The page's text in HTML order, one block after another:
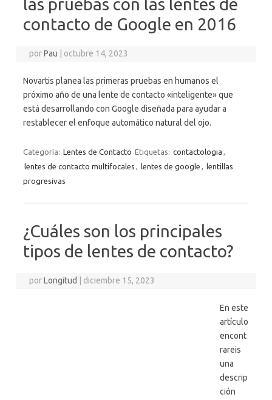
las pruebas con las lentes de
contacto de Google en 2016
porPau octubre 14, 2023
Novartis planea las primeras pruebas en humanos el
próximo año de una lente de contacto «inteligente» que
está desarrollando con Google diseñada para ayudar a
restablecer el enfoque automático natural del ojo.
Categoría: Lentes de Contacto Etiquetas: contactologia ,
lentes de contacto multifocales , lentes de google , lentillas
progresivas
¿Cuáles son los principales
tipos de lentes de contacto?
porLongitud diciembre 15, 2023
En este
artículo
encont
rareis
una
descrip
ción